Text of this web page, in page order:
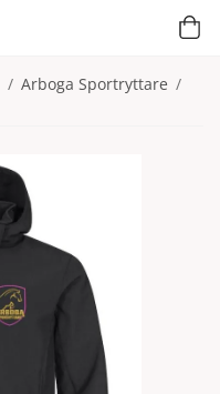
/ Arboga Sportryttare /